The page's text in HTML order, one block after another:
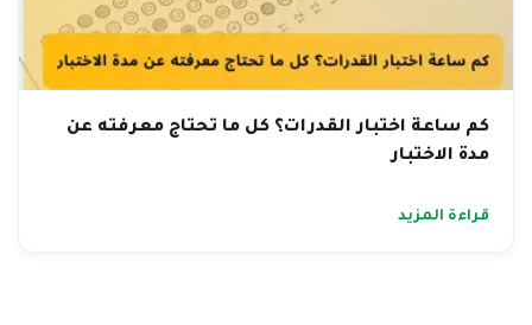
كم ساعة اختبار القدرات؟ كل ما تحتاج معرفته عن
مدة الاختبار
قراءة المزيد